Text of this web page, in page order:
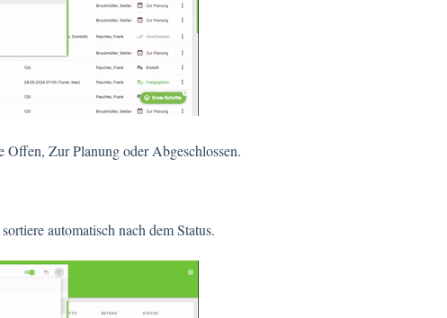
Offen, Zur Planung oder Abgeschlossen.
automatisch nach dem Status.